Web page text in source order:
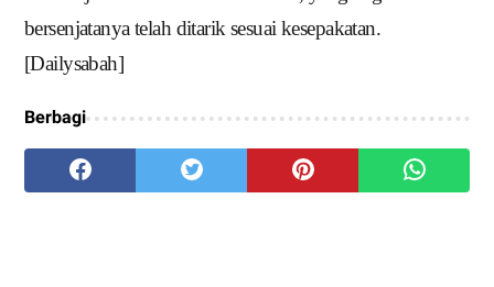
bersenjatanya telah ditarik sesuai kesepakatan.
[Dailysabah]
Berbagi